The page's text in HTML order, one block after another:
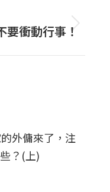
要衝動行事！
外傭來了，注
？(上)